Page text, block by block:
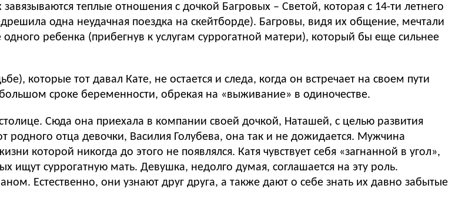
теплые отношения с дочкой Багровых – Светой, которая с 14-ти летнего
одна неудачная поездка на скейтборде). Багровы, видя их общение, мечтали
ребенка (прибегнув к услугам суррогатной матери), который бы еще сильнее
которые тот давал Кате, не остается и следа, когда он встречает на своем пути
сроке беременности, обрекая на «выживание» в одиночестве.
Сюда она приехала в компании своей дочкой, Наташей, с целью развития
родного отца девочки, Василия Голубева, она так и не дожидается. Мужчина
которой никогда до этого не появлялся. Катя чувствует себя «загнанной в угол»,
ищут суррогатную мать. Девушка, недолго думая, соглашается на эту роль.
Естественно, они узнают друг друга, а также дают о себе знать их давно забытые